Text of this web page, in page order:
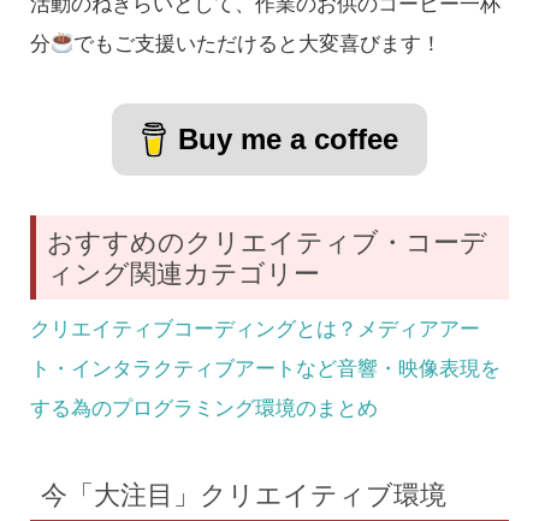
分
でもご支援いただけると大変喜びます！
Buy me a coffee
おすすめのクリエイティブ・コーデ
ィング関連カテゴリー
クリエイティブコーディングとは？メディアアー
ト・インタラクティブアートなど音響・映像表現を
する為のプログラミング環境のまとめ
今「大注目」クリエイティブ環境